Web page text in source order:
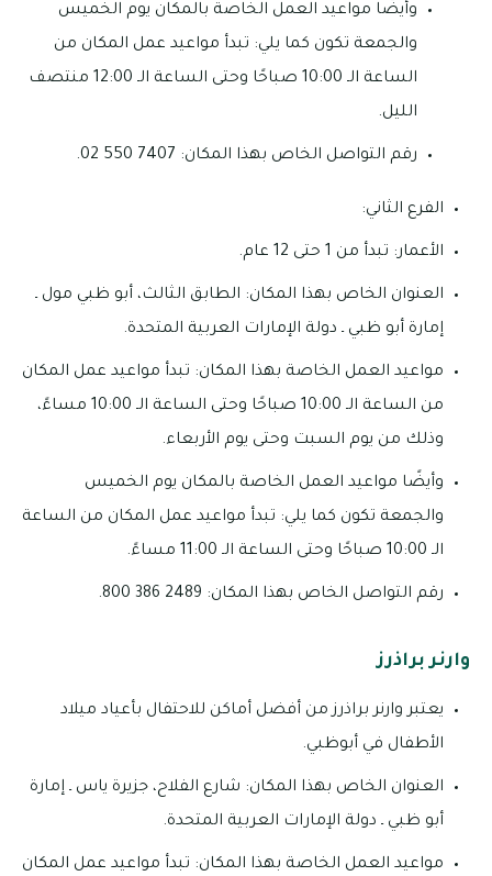
وأيضًا مواعيد العمل الخاصة بالمكان يوم الخميس
والجمعة تكون كما يلي: تبدأ مواعيد عمل المكان من
الساعة الـ 10:00 صباحًا وحتى الساعة الـ 12:00 منتصف
الليل.
رقم التواصل الخاص بهذا المكان: 7407 550 02.
الفرع الثاني:
الأعمار: تبدأ من 1 حتى 12 عام.
العنوان الخاص بهذا المكان: الطابق الثالث، أبو ظبي مول ـ
إمارة أبو ظبي ـ دولة الإمارات العربية المتحدة.
مواعيد العمل الخاصة بهذا المكان: تبدأ مواعيد عمل المكان
من الساعة الـ 10:00 صباحًا وحتى الساعة الـ 10:00 مساءً،
وذلك من يوم السبت وحتى يوم الأربعاء.
وأيضًا مواعيد العمل الخاصة بالمكان يوم الخميس
والجمعة تكون كما يلي: تبدأ مواعيد عمل المكان من الساعة
الـ 10:00 صباحًا وحتى الساعة الـ 11:00 مساءً.
رقم التواصل الخاص بهذا المكان: 2489 386 800.
وارنر براذرز
يعتبر وارنر براذرز من أفضل أماكن للاحتفال بأعياد ميلاد
الأطفال في أبوظبي.
العنوان الخاص بهذا المكان: شارع الفلاح، جزيرة ياس ـ إمارة
أبو ظبي ـ دولة الإمارات العربية المتحدة.
مواعيد العمل الخاصة بهذا المكان: تبدأ مواعيد عمل المكان